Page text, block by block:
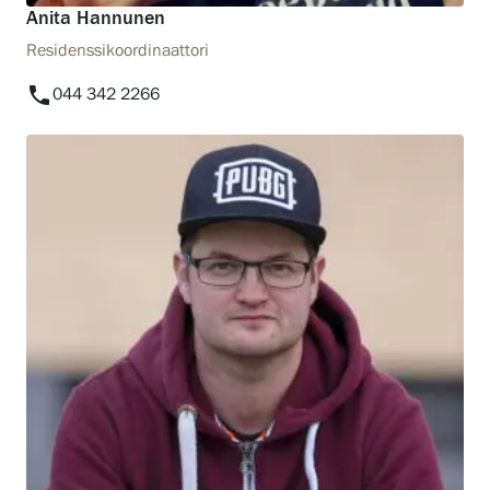
Anita Hannunen
Residenssikoordinaattori
phone044 342 2266